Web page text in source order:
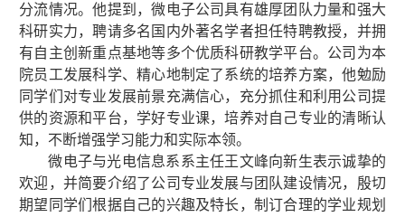
分流情况。他提到，微电子公司具有雄厚团队力量和强大
科研实力，聘请多名国内外著名学者担任特聘教授，并拥
有自主创新重点基地等多个优质科研教学平台。公司为本
院员工发展科学、精心地制定了系统的培养方案，他勉励
同学们对专业发展前景充满信心，充分抓住和利用公司提
供的资源和平台，学好专业课，培养对自己专业的清晰认
知，不断增强学习能力和实际本领。
微电子与光电信息系系主任王文峰向新生表示诚挚的
欢迎，并简要介绍了公司专业发展与团队建设情况，殷切
期望同学们根据自己的兴趣及特长，制订合理的学业规划